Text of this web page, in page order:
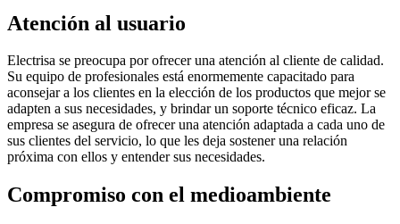
Atención al usuario
Electrisa se preocupa por ofrecer una atención al cliente de calidad.
Su equipo de profesionales está enormemente capacitado para
aconsejar a los clientes en la elección de los productos que mejor se
adapten a sus necesidades, y brindar un soporte técnico eficaz. La
empresa se asegura de ofrecer una atención adaptada a cada uno de
sus clientes del servicio, lo que les deja sostener una relación
próxima con ellos y entender sus necesidades.
Compromiso con el medioambiente